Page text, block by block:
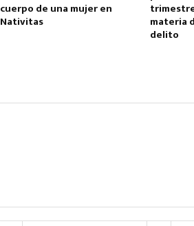
cuerpo de una mujer en
Nativitas materia
delito